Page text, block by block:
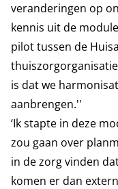
veranderingen op
kennis uit de
pilot tussen de
is dat we
aanbrengen.''
‘Ik stapte in deze
zou gaan over
in de zorg vinden
komen er dan